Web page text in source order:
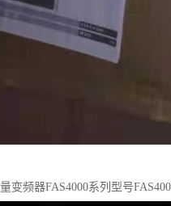
变频器FAS4000系列型号